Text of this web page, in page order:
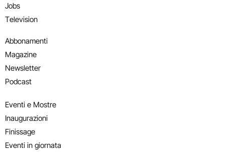
Jobs
Television
Abbonamenti
Magazine
Newsletter
Podcast
Eventi e Mostre
Inaugurazioni
Finissage
Eventi in giornata